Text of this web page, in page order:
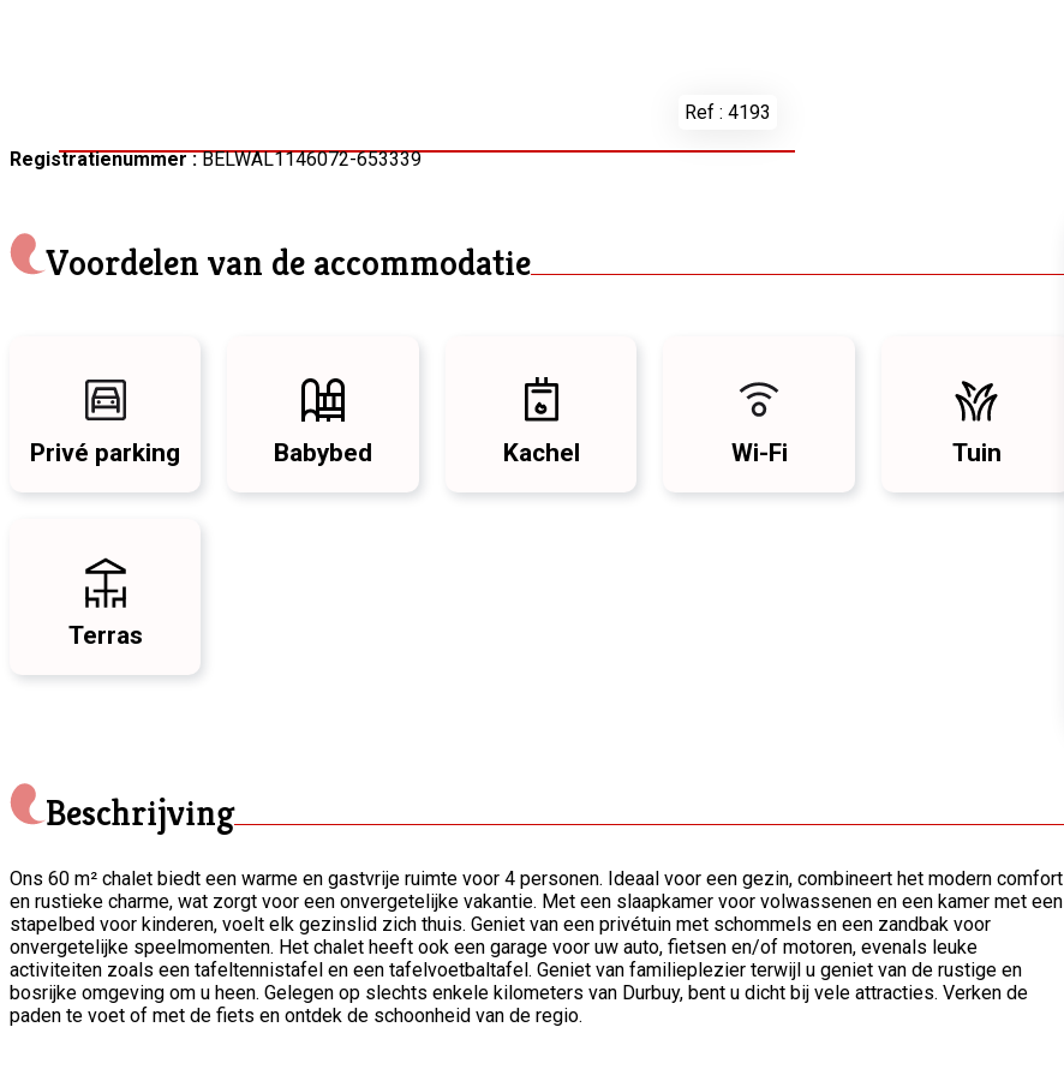
Ref : 4193
Registratienummer :BELWAL1146072-653339
Voordelen van de accommodatie
Privé parking Babybed Kachel Wi-Fi Tuin
Terras
Beschrijving
Ons 60 m² chalet biedt een warme en gastvrije ruimte voor 4 personen. Ideaal voor een gezin, combineert het modern comfort
en rustieke charme, wat zorgt voor een onvergetelijke vakantie. Met een slaapkamer voor volwassenen en een kamer met een
stapelbed voor kinderen, voelt elk gezinslid zich thuis. Geniet van een privétuin met schommels en een zandbak voor
onvergetelijke speelmomenten. Het chalet heeft ook een garage voor uw auto, fietsen en/of motoren, evenals leuke
activiteiten zoals een tafeltennistafel en een tafelvoetbaltafel. Geniet van familieplezier terwijl u geniet van de rustige en
bosrijke omgeving om u heen. Gelegen op slechts enkele kilometers van Durbuy, bent u dicht bij vele attracties. Verken de
paden te voet of met de fiets en ontdek de schoonheid van de regio.